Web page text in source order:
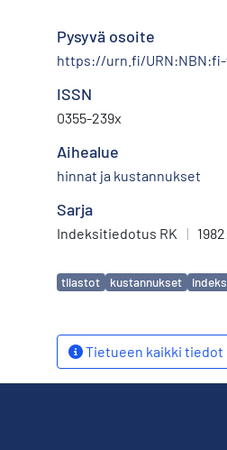
Pysyvä osoite
https://urn.fi/URN:NBN:fi-
ISSN
0355-239x
Aihealue
hinnat ja kustannukset
Sarja
Indeksitiedotus RK |
Avainsanat
tilastot kustannukset
Tietueen kaikki tiedot